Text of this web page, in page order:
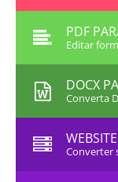
PDF
Editar
DOCX
Converta
Converter